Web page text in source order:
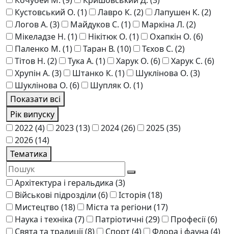
Кустовський О. (1) Лавро К. (2) Лапушен К. (2)
Логов А. (3) Майдуков С. (1) Маркіна Л. (2)
Мікеладзе Н. (1) Нікітюк О. (1) Охапкін О. (6)
Паленко М. (1) Таран В. (10) Тєхов С. (2)
Тітов Н. (2) Тука А. (1) Харук О. (6) Харук С. (6)
Хрупін А. (3) Штанко К. (1) Шукліновa О. (3)
Шуклінова О. (6) Шупляк О. (1)
Показати всі
Рік випуску
2022(4) 2023(13) 2024(26) 2025(35)
2026(14)
Тематика
Архітектура і геральдика (3)
Військові підрозділи (6) Історія (18)
Мистецтво (18) Міста та регіони (17)
Наука і техніка (7) Патріотичні (29) Професії(6)
Свята та традиції(8) Спорт(4) Флора і фауна (4)